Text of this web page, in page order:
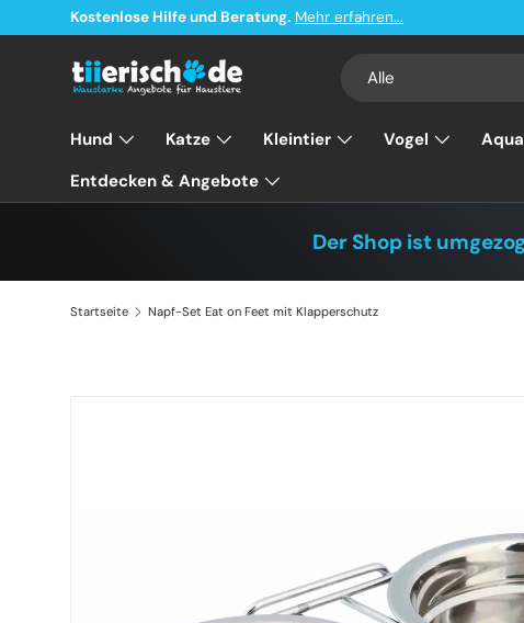
Direkt zum Inhalt
Kostenlose Hilfe und Beratung. Mehr erfahren...
Alle
Hund Katze Kleintier Vogel
Entdecken & Angebote
Der Shop ist
Startseite Napf-Set Eat on Feet mit Klapperschutz